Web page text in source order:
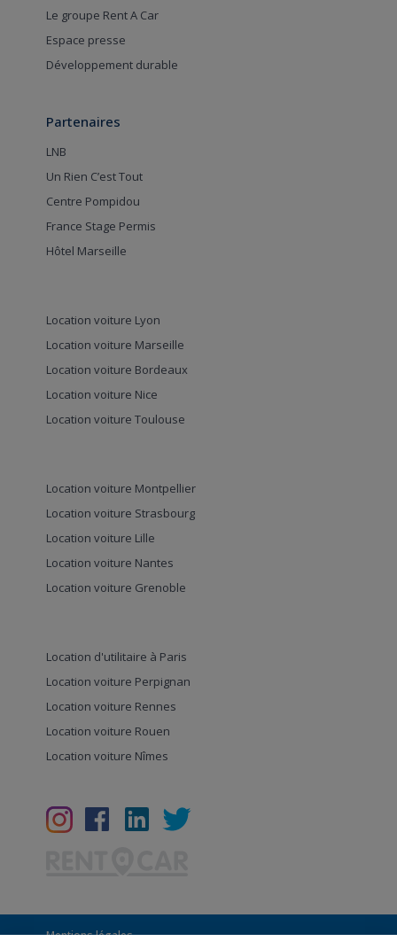
Le groupe Rent A Car
Espace presse
Développement durable
Partenaires
LNB
Un Rien C’est Tout
Centre Pompidou
France Stage Permis
Hôtel Marseille
Location voiture Lyon
Location voiture Marseille
Location voiture Bordeaux
Location voiture Nice
Location voiture Toulouse
Location voiture Montpellier
Location voiture Strasbourg
Location voiture Lille
Location voiture Nantes
Location voiture Grenoble
Location d'utilitaire à Paris
Location voiture Perpignan
Location voiture Rennes
Location voiture Rouen
Location voiture Nîmes
Mentions légales